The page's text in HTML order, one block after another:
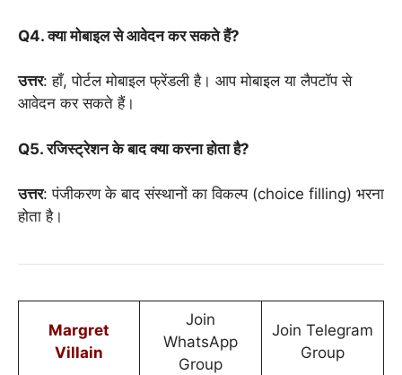
Q4. क्या मोबाइल से आवेदन कर सकते हैं?
उत्तर: हाँ, पोर्टल मोबाइल फ्रेंडली है। आप मोबाइल या लैपटॉप से
आवेदन कर सकते हैं।
Q5. रजिस्ट्रेशन के बाद क्या करना होता है?
उत्तर: पंजीकरण के बाद संस्थानों का विकल्प (choice filling) भरना
होता है।
Margret
Villain
Join
WhatsApp
Group
Join Telegram
Group